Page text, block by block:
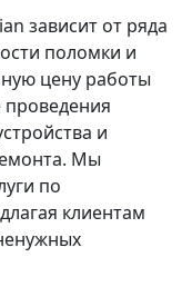
зависит от ряда
поломки и
цену работы
и
Мы
по
клиентам